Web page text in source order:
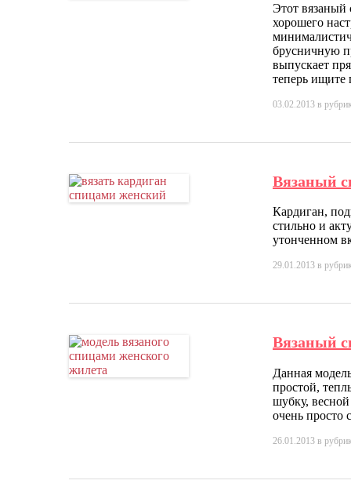
Этот вязаный
хорошего
брусничную
выпускает
теперь
03.02.2013 в
Вязаный
Кардиган,
стильно и
утонченном
29.01.2013 в
Вязаный
Данная
простой,
шубку,
очень просто
26.01.2013 в